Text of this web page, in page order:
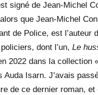
signé de Jean-Michel
que Jean-Michel
de Police, est l’auteur
dont l’un, Le
2022 dans la collection
Auda Isarn. J’avais
de ce dernier roman, et